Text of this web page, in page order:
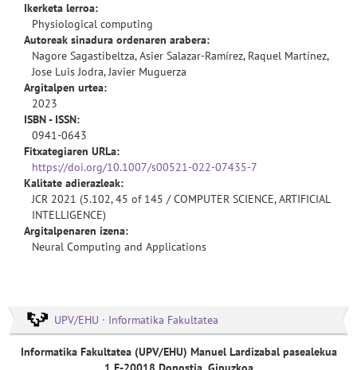
Ikerketa lerroa:
Physiological computing
Autoreak sinadura ordenaren arabera:
Nagore Sagastibeltza, Asier Salazar-Ramírez, Raquel Martínez,
Jose Luis Jodra, Javier Muguerza
Argitalpen urtea:
2023
ISBN - ISSN:
0941-0643
Fitxategiaren URLa:
https://doi.org/10.1007/s00521-022-07435-7
Kalitate adierazleak:
JCR 2021 (5.102, 45 of 145 / COMPUTER SCIENCE, ARTIFICIAL
INTELLIGENCE)
Argitalpenaren izena:
Neural Computing and Applications
UPV/EHU · Informatika Fakultatea
Informatika Fakultatea (UPV/EHU) Manuel Lardizabal pasealekua